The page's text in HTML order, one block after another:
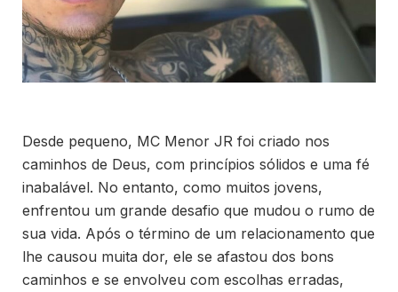
Desde pequeno, MC Menor JR foi criado nos
caminhos de Deus, com princípios sólidos e uma fé
inabalável. No entanto, como muitos jovens,
enfrentou um grande desafio que mudou o rumo de
sua vida. Após o término de um relacionamento que
lhe causou muita dor, ele se afastou dos bons
caminhos e se envolveu com escolhas erradas,